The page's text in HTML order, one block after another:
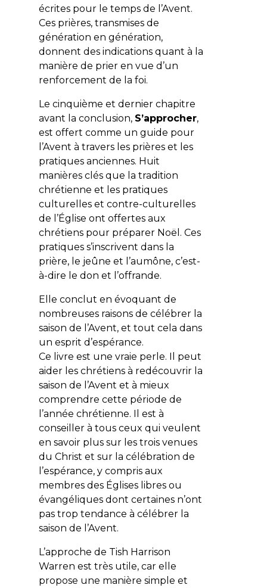
écrites pour le temps de l’Avent.
Ces prières, transmises de
génération en génération,
donnent des indications quant à la
manière de prier en vue d’un
renforcement de la foi.
Le cinquième et dernier chapitre
avant la conclusion, S’approcher,
est offert comme un guide pour
l’Avent à travers les prières et les
pratiques anciennes. Huit
manières clés que la tradition
chrétienne et les pratiques
culturelles et contre-culturelles
de l’Église ont offertes aux
chrétiens pour préparer Noël. Ces
pratiques s’inscrivent dans la
prière, le jeûne et l’aumône, c’est-
à-dire le don et l’offrande.
Elle conclut en évoquant de
nombreuses raisons de célébrer la
saison de l’Avent, et tout cela dans
un esprit d’espérance.
Ce livre est une vraie perle. Il peut
aider les chrétiens à redécouvrir la
saison de l’Avent et à mieux
comprendre cette période de
l’année chrétienne. Il est à
conseiller à tous ceux qui veulent
en savoir plus sur les trois venues
du Christ et sur la célébration de
l’espérance, y compris aux
membres des Églises libres ou
évangéliques dont certaines n’ont
pas trop tendance à célébrer la
saison de l’Avent.
L’approche de Tish Harrison
Warren est très utile, car elle
propose une manière simple et